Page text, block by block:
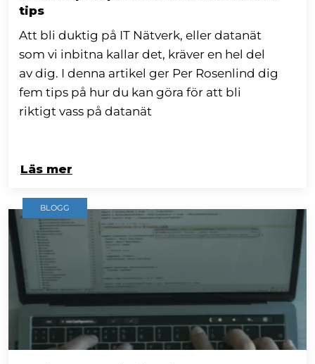
tips
Att bli duktig på IT Nätverk, eller datanät
som vi inbitna kallar det, kräver en hel del
av dig. I denna artikel ger Per Rosenlind dig
fem tips på hur du kan göra för att bli
riktigt vass på datanät
Läs mer
BLOGG